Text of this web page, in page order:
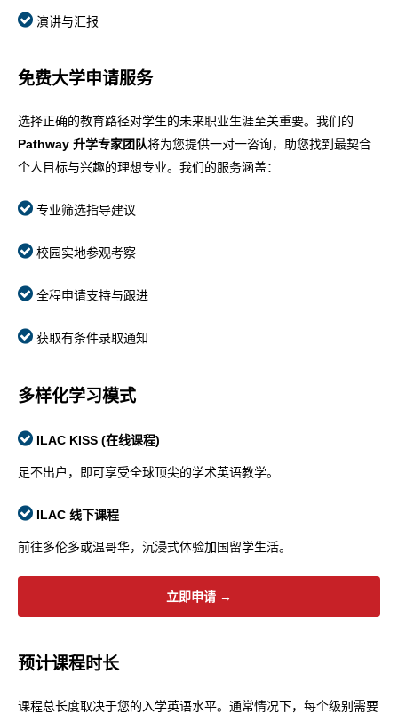
演讲与汇报
免费大学申请服务
选择正确的教育路径对学生的未来职业生涯至关重要。我们的
Pathway 升学专家团队将为您提供一对一咨询，助您找到最契合
个人目标与兴趣的理想专业。我们的服务涵盖：
专业筛选指导建议
校园实地参观考察
全程申请支持与跟进
获取有条件录取通知
多样化学习模式
ILAC KISS (在线课程)
足不出户，即可享受全球顶尖的学术英语教学。
ILAC 线下课程
前往多伦多或温哥华，沉浸式体验加国留学生活。
立即申请 →
预计课程时长
课程总长度取决于您的入学英语水平。通常情况下，每个级别需要